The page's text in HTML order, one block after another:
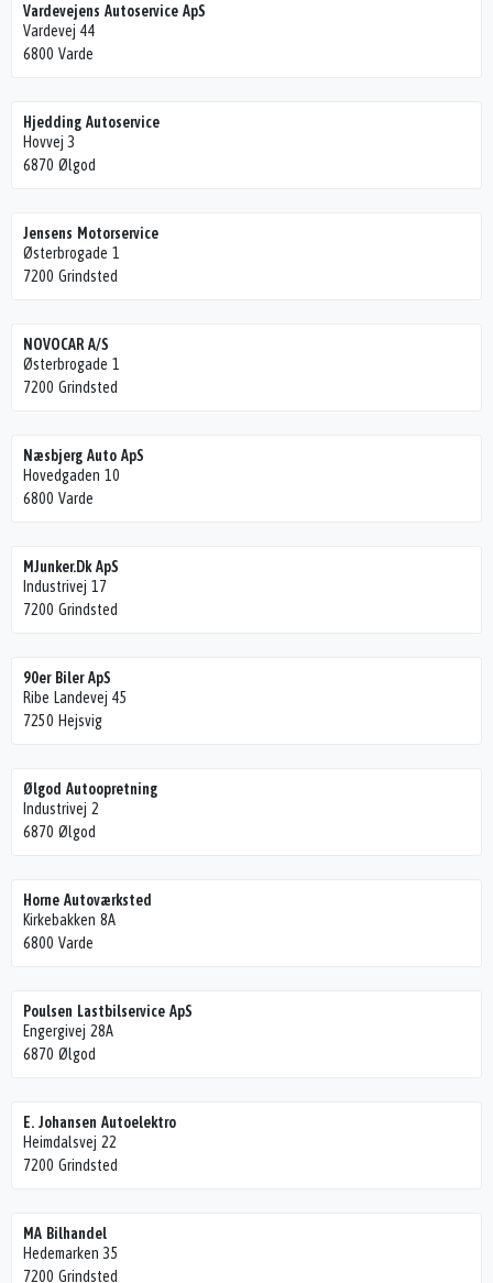
Vardevejens Autoservice ApS
Vardevej 44
6800 Varde
Hjedding Autoservice
Hovvej 3
6870 Ølgod
Jensens Motorservice
Østerbrogade 1
7200 Grindsted
NOVOCAR A/S
Østerbrogade 1
7200 Grindsted
Næsbjerg Auto ApS
Hovedgaden 10
6800 Varde
MJunker.Dk ApS
Industrivej 17
7200 Grindsted
90er Biler ApS
Ribe Landevej 45
7250 Hejsvig
Ølgod Autoopretning
Industrivej 2
6870 Ølgod
Horne Autoværksted
Kirkebakken 8A
6800 Varde
Poulsen Lastbilservice ApS
Engergivej 28A
6870 Ølgod
E. Johansen Autoelektro
Heimdalsvej 22
7200 Grindsted
MA Bilhandel
Hedemarken 35
7200 Grindsted